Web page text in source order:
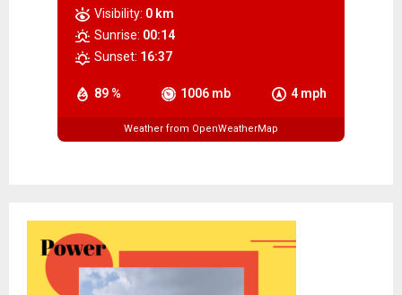
89 % 1006 mb 4 mph
Visibility: 0 km
Sunrise: 00:14
Sunset: 16:37
Weather from OpenWeatherMap